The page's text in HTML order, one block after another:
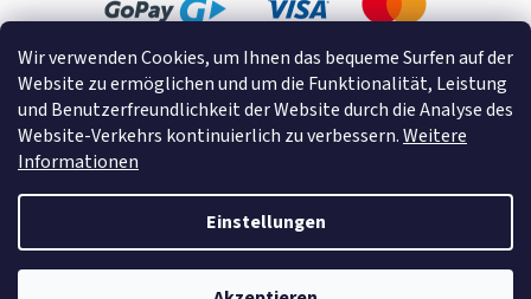
Wir verwenden Cookies, um Ihnen das bequeme Surfen auf der
Website zu ermöglichen und um die Funktionalität, Leistung
und Benutzerfreundlichkeit der Website durch die Analyse des
Website-Verkehrs kontinuierlich zu verbessern.Weitere
Informationen
Einstellungen
Lageplan
Cookies
Erstellt von Shoptet